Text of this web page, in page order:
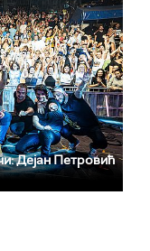
Дејан Петровић